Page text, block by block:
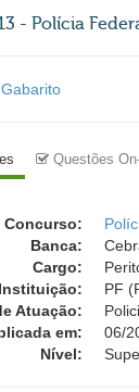
- Polícia
Gabarito
Questões
Concurso:
Banca:
Cargo:
Instituição:
PF
Atuação:
em:
06/
Nível: